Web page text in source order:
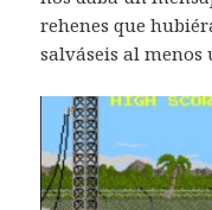
rehenes que
salváseis al menos